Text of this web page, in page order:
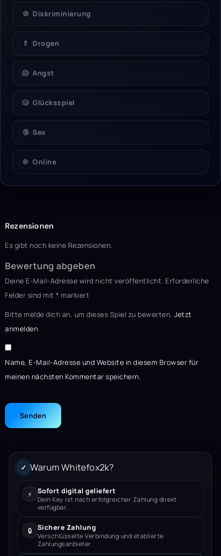
🚫 Diskriminierung
💊 Drogen
😱 Angst
🎲 Glücksspiel
🔞 Sex
🌐 Online
Rezensionen
Es gibt noch keine Rezensionen.
Bewertung abgeben
Deine E-Mail-Adresse wird nicht veröffentlicht. Erforderliche
Felder sind mit * markiert
Bitte melde dich an, um dieses Spiel zu bewerten. Jetzt
anmelden
Name, E-Mail-Adresse und Website in diesem Browser für
meinen nächsten Kommentar speichern.
✓ Warum Whitefox2k?
⚡ Sofort digital geliefert
Dein Key ist nach erfolgreicher Zahlung direkt
verfügbar.
🔒 Sichere Zahlung
Verschlüsselte Verbindung und etablierte
Zahlungsanbieter.